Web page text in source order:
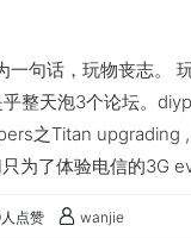
一句话，玩物丧志。
整天泡3个论坛。
之Titan upgrading
为了体验电信的3G
点赞 wanjie